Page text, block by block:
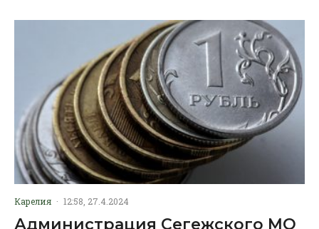
Карелия · 12:58, 27.4.2024
Администрация Сегежского МО